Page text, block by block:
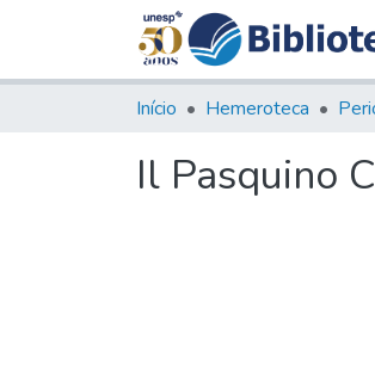
Início Hemeroteca
Il Pasquino